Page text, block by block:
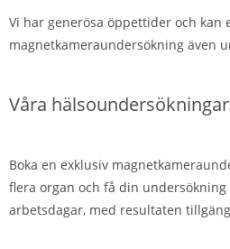
Vi har generösa öppettider och
magnetkameraundersökning även
Våra hälsoundersökningar
Boka en exklusiv
flera organ och få din
arbetsdagar, med resultaten